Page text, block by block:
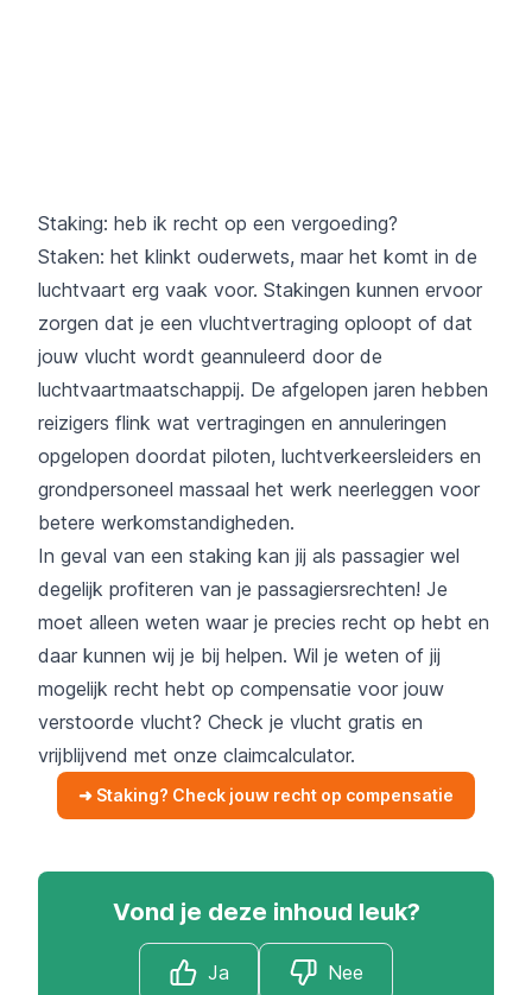
Staking: heb ik recht op een vergoeding?
Staken: het klinkt ouderwets, maar het komt in de
luchtvaart erg vaak voor. Stakingen kunnen ervoor
zorgen dat je een vluchtvertraging oploopt of dat
jouw vlucht wordt geannuleerd door de
luchtvaartmaatschappij. De afgelopen jaren hebben
reizigers flink wat vertragingen en annuleringen
opgelopen doordat piloten, luchtverkeersleiders en
grondpersoneel massaal het werk neerleggen voor
betere werkomstandigheden.
In geval van een staking kan jij als passagier wel
degelijk profiteren van je passagiersrechten! Je
moet alleen weten waar je precies recht op hebt en
daar kunnen wij je bij helpen. Wil je weten of jij
mogelijk recht hebt op compensatie voor jouw
verstoorde vlucht? Check je vlucht gratis en
vrijblijvend met onze claimcalculator.
➜ Staking? Check jouw recht op compensatie
Vond je deze inhoud leuk?
Ja Nee